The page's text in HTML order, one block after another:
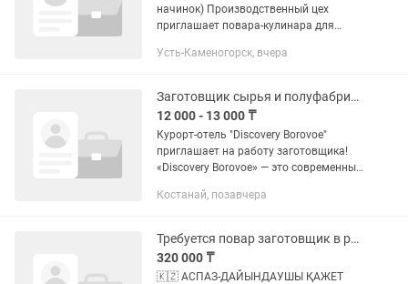
начинок) Производственный цех
приглашает повара-кулинара для
работа подойдет тем, кто
дневной...
Усть-Каменогорск, вчера
Заготовщик сырья и полуфабрикатов
12 000 - 13 000 ₸
Курорт-отель "Discovery Borovoe"
приглашает на работу заготовщика!
«Discovery Borovoe» — это современный
расположенный в живописной
Костанай, позавчера
Требуется повар заготовщик в ресторан
320 000 ₸
🇰🇿 АСПАЗ-ДАЙЫНДАУШЫ ҚАЖЕТ